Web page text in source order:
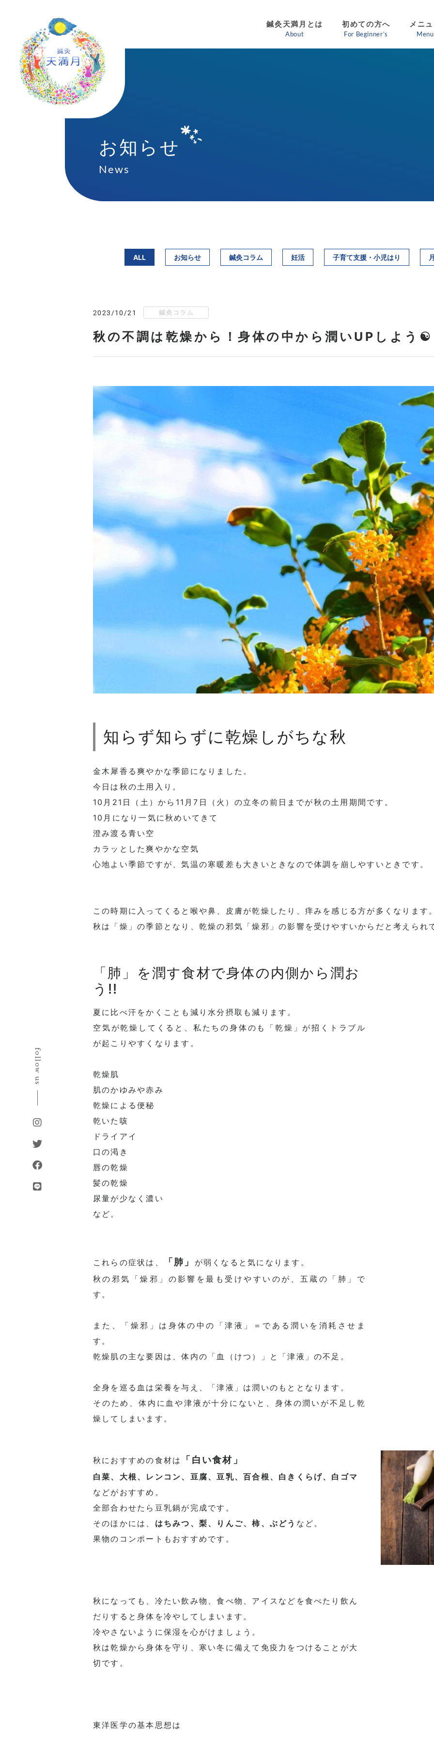
鍼灸天満月とは
About
初めての方へ
For Beginner’s
メニ
Menu
お知らせ
News
ALL お知らせ 鍼灸コラム 妊活 子育て支援・小児はり
2023/10/21 鍼灸コラム
秋の不調は乾燥から！身体の中から潤いUPしよう☯
知らず知らずに乾燥しがちな秋
金木犀香る爽やかな季節になりました。
今日は秋の土用入り。
10月21日（土）から11月7日（火）の立冬の前日までが秋の土用期間です。
10月になり一気に秋めいてきて
澄み渡る青い空
カラッとした爽やかな空気
心地よい季節ですが、気温の寒暖差も大きいときなので体調を崩しやすいときです。
この時期に入ってくると喉や鼻、皮膚が乾燥したり、 痒みを感じる方が多くなります。
秋は「燥」の季節となり、乾燥の邪気「燥邪」の影響を受けやすいからだと考えられ
「肺」を潤す食材で身体の内側から潤お
う!!
夏に比べ汗をかくことも減り水分摂取も減ります。
空気が乾燥してくると、 私たちの身体のも「乾燥」が招くトラブル
が起こりやすくなります 。
乾燥肌
肌のかゆみや赤み
乾燥による便秘
乾いた咳
ドライアイ
口の渇き
唇の乾燥
髪の乾燥
尿量が少なく濃い
など。
これらの症状は、 「肺」
が弱くなると気になります。
秋の邪気「燥邪」の影響を最も受けやすいのが、五蔵の「肺」 で
す。
また、「燥邪」は身体の中の「津液」＝ である潤いを消耗させま
す。
乾燥肌の主な要因は、体内の「血（けつ）」と「津液」の不足。
全身を巡る血は栄養を与え、「津液」は潤いのもととなります。
そのため、体内に血や津液が十分にないと、 身体の潤いが不足し乾
燥してしまいます。
秋におすすめの食材は 「白い食材」
白菜、大根、レンコン、豆腐、 豆乳、百合根、白きくらげ、白ゴマ
などがおすすめ。
全部合わせたら豆乳鍋が完成です。
そのほかには、 はちみつ、梨、りんご、柿、ぶどう など。
果物のコンポートもおすすめです。
秋になっても、冷たい飲み物、食べ物、 アイスなどを食べたり飲ん
だりすると身体を冷やしてしまいます。
冷やさないように保湿を心がけましょう。
秋は乾燥から身体を守り、 寒い冬に備えて免疫力をつけることが大
切です。
東洋医学の基本思想は
follow us